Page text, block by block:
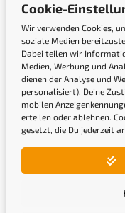
Gütesiegel
Cookie-
Wir verwenden Cookies,
soziale Medien
Dabei teilen wir
Medien, Werbung und
dienen der Analyse und
personalisiert). Deine
mobilen
erteilen oder ablehnen.
gesetzt, die Du jederzeit